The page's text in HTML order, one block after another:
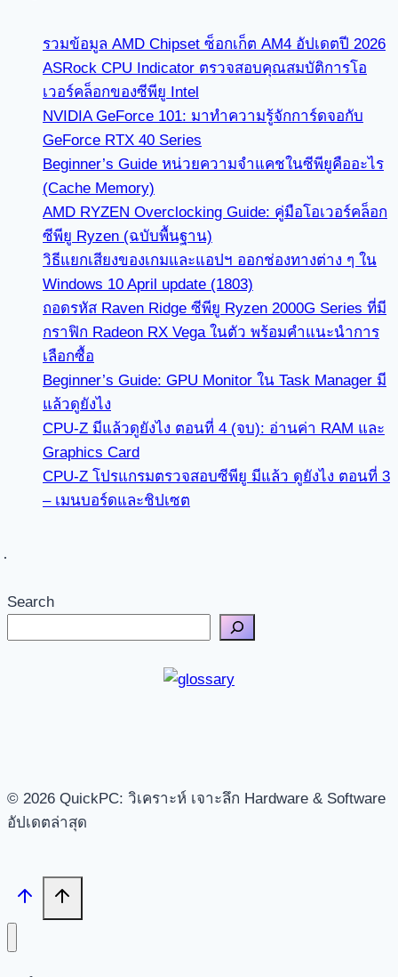
รวมข้อมูล AMD Chipset ซ็อกเก็ต AM4 อัปเดตปี 2026
ASRock CPU Indicator ตรวจสอบคุณสมบัติการโอ
เวอร์คล็อกของซีพียู Intel
NVIDIA GeForce 101: มาทำความรู้จักการ์ดจอกับ
GeForce RTX 40 Series
Beginner’s Guide หน่วยความจำแคชในซีพียูคืออะไร
(Cache Memory)
AMD RYZEN Overclocking Guide: คู่มือโอเวอร์คล็อก
ซีพียู Ryzen (ฉบับพื้นฐาน)
วิธีแยกเสียงของเกมและแอปฯ ออกช่องทางต่าง ๆ ใน
Windows 10 April update (1803)
ถอดรหัส Raven Ridge ซีพียู Ryzen 2000G Series ที่มี
กราฟิก Radeon RX Vega ในตัว พร้อมคำแนะนำการ
เลือกซื้อ
Beginner’s Guide: GPU Monitor ใน Task Manager มี
แล้วดูยังไง
CPU-Z มีแล้วดูยังไง ตอนที่ 4 (จบ): อ่านค่า RAM และ
Graphics Card
CPU-Z โปรแกรมตรวจสอบซีพียู มีแล้ว ดูยังไง ตอนที่ 3
– เมนบอร์ดและชิปเซต
Search
© 2026 QuickPC: วิเคราะห์ เจาะลึก Hardware & Software
อัปเดตล่าสุด